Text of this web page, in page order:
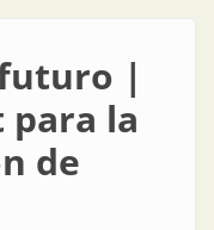
|
para la
de